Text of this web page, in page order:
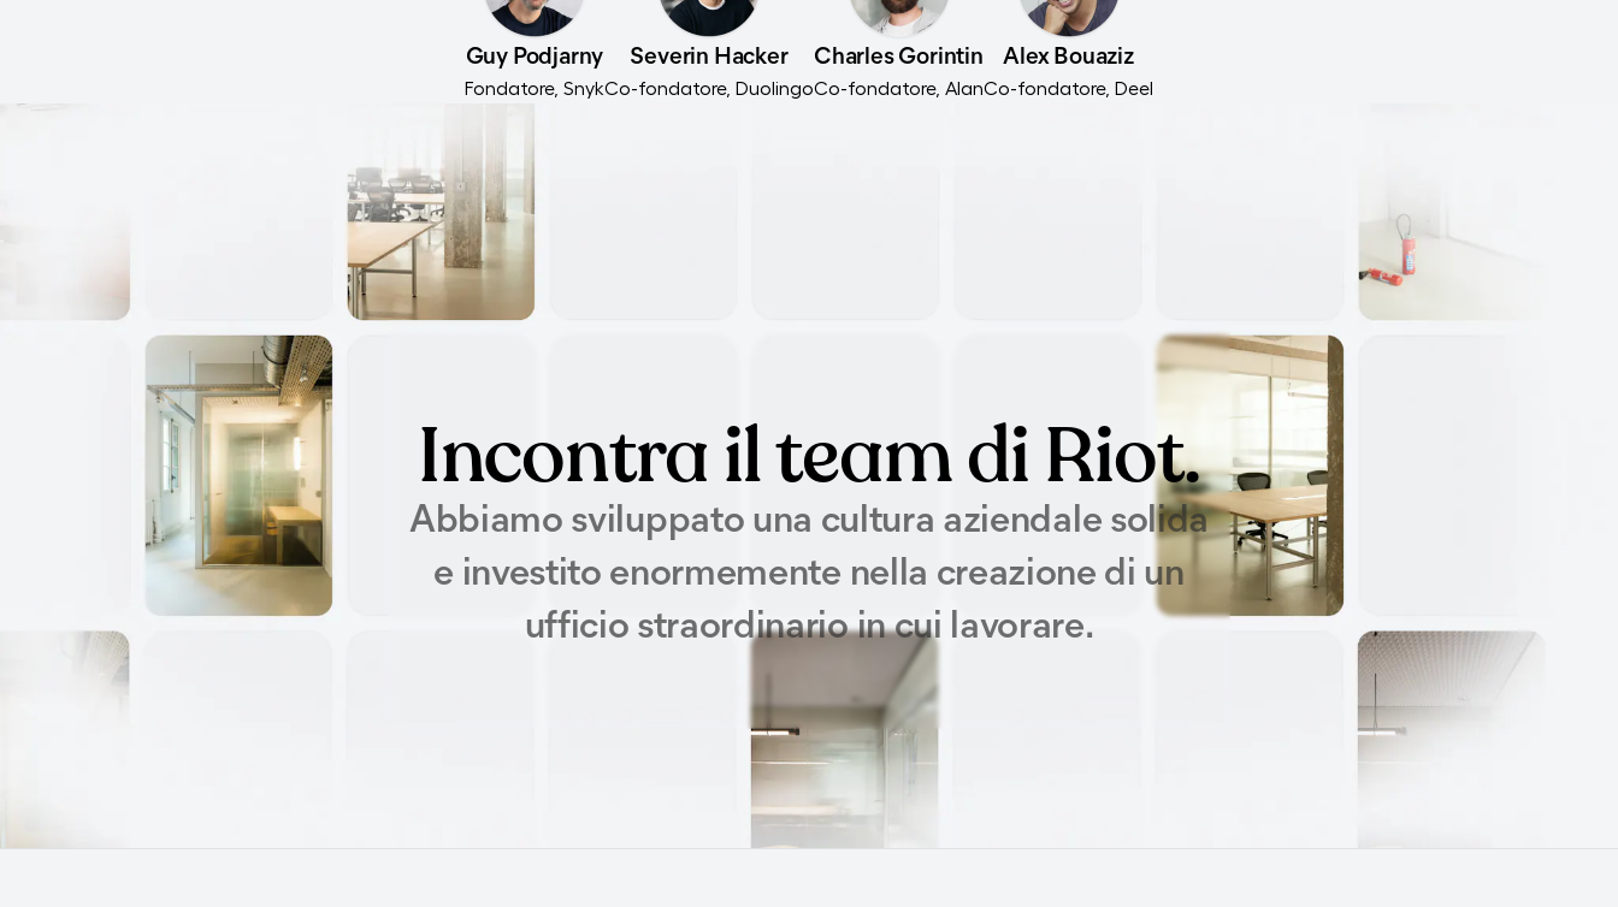
Guy Podjarny
Fondatore, Snyk
Severin Hacker
Co-fondatore, Duolingo
Charles Gorintin
Co-fondatore, Alan
Alex Bouaziz
Co-fondatore, Deel
Incontra il team di Riot.
Abbiamo sviluppato una cultura aziendale solida
e investito enormemente nella creazione di un
ufficio straordinario in cui lavorare.